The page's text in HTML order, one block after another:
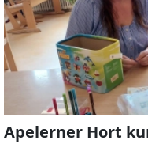
Apelerner Hort